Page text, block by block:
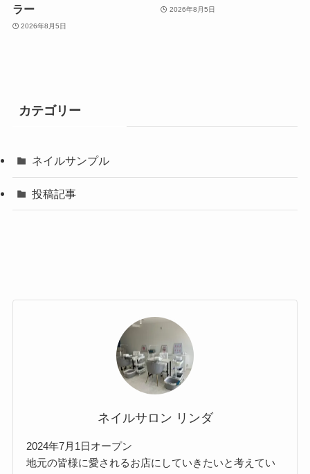
ラー
2026年8月5日
2026年8月5日
カテゴリー
ネイルサンプル
投稿記事
ネイルサロン リンダ
2024年7月1日オープン
地元の皆様に愛されるお店にしていきたいと考えてい